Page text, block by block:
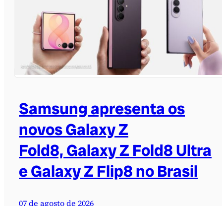
Samsung apresenta os
novos Galaxy Z
Fold8, Galaxy Z Fold8 Ultra
e Galaxy Z Flip8 no Brasil
07 de agosto de 2026